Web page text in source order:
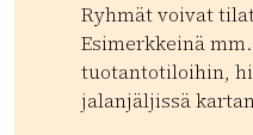
Ryhmät voivat
Esimerkkeinä
tuotantotiloihin,
jalanjäljissä